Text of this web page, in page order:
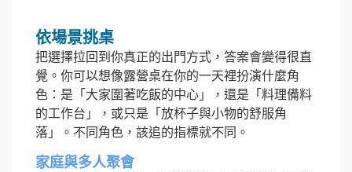
依場景挑桌
把選擇拉回到你真正的出門方式，答案會變得很直
覺。你可以想像露營桌在你的一天裡扮演什麼角
色：是「大家圍著吃飯的中心」，還是「料理備料
的工作台」，或只是「放杯子與小物的舒服角
落」。不同角色，該追的指標就不同。
家庭與多人聚會